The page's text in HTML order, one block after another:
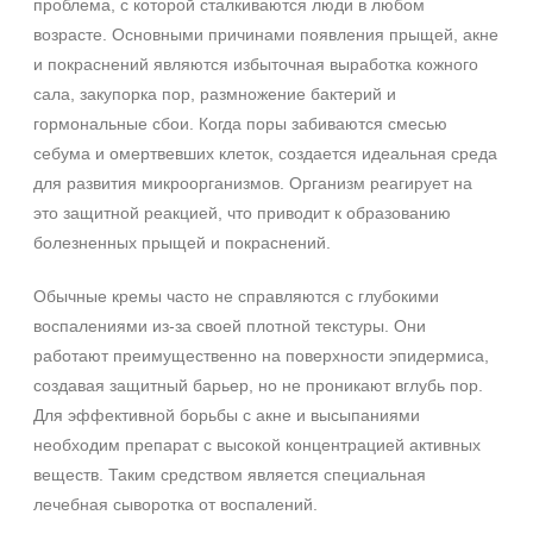
Возраст
Показать еще
Действие
Восстановление
Обезжиривание
Показать еще
Воспаление
Акне
Возрастные изменения
проблема, с которой сталкиваются люди в любом
возрасте. Основными причинами появления прыщей, акне
и покраснений являются избыточная выработка кожного
сала, закупорка пор, размножение бактерий и
гормональные сбои. Когда поры забиваются смесью
себума и омертвевших клеток, создается идеальная среда
для развития микроорганизмов. Организм реагирует на
это защитной реакцией, что приводит к образованию
болезненных прыщей и покраснений.
Обычные кремы часто не справляются с глубокими
воспалениями из-за своей плотной текстуры. Они
работают преимущественно на поверхности эпидермиса,
создавая защитный барьер, но не проникают вглубь пор.
Для эффективной борьбы с акне и высыпаниями
необходим препарат с высокой концентрацией активных
веществ. Таким средством является специальная
лечебная сыворотка от воспалений.